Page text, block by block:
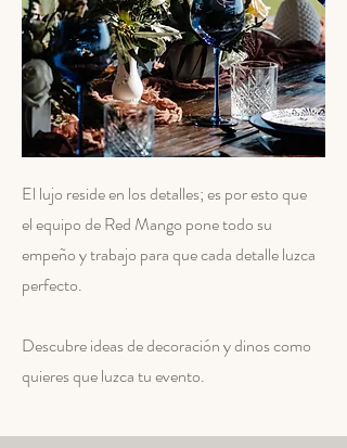
El lujo reside en los detalles; es por esto que
el equipo de Red Mango pone todo su
empeño y trabajo para que cada detalle luzca
perfecto.
Descubre ideas de decoración y dinos como
quieres que luzca tu evento.